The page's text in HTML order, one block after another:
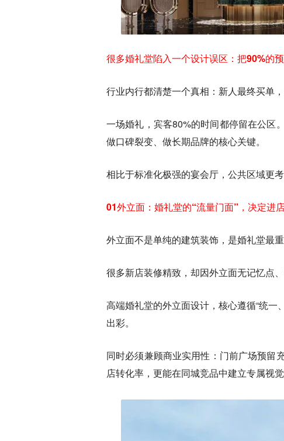
很多婚礼堂陷入一个设计误区：把90%的
行业内行都清楚一个真相： 新人最终买单
一场婚礼，宾客80%的时间都停留在公区
做口碑裂变、做长期品牌的核心关键。
相比于标准化极强的宴会厅，公共区域更
01外立面：婚礼堂的“流量门面”，决定进
外立面不是单纯的建筑装饰，是婚礼堂最
很多新店装修精致，却因外立面无记忆点
高端婚礼堂的外立面设计，核心遵循“统
出彩。
同时必须兼顾商业实用性：门前广场预留
店转化率，更能在同城竞品中建立专属视